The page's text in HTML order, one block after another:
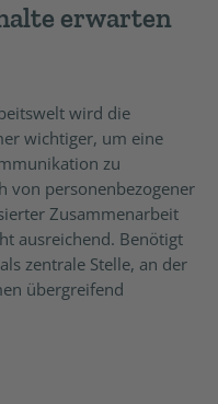
erwarten
wird die
wichtiger, um eine
zu
von personenbezogener
Zusammenarbeit
ausreichend. Benötigt
zentrale Stelle, an der
übergreifend